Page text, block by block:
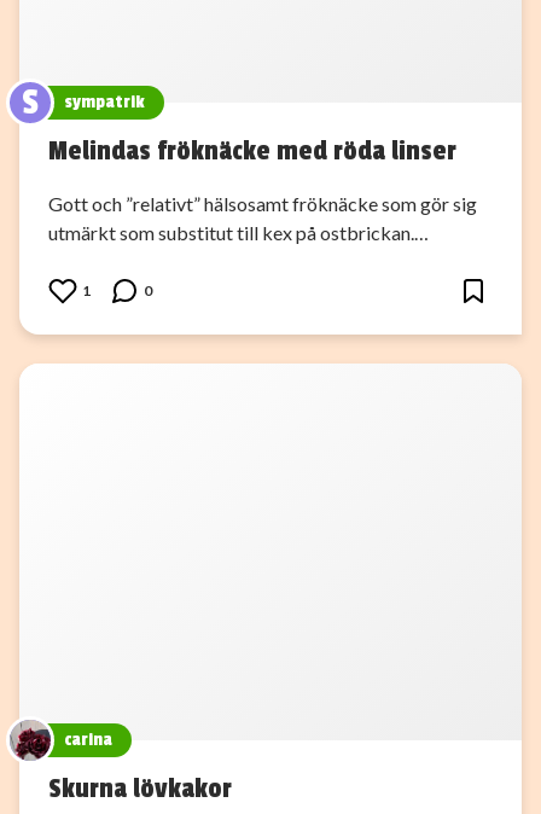
S sympatrik
Melindas fröknäcke med röda linser
Gott och ”relativt” hälsosamt fröknäcke som gör sig
utmärkt som substitut till kex på ostbrickan.…
1 0
carina
Skurna lövkakor